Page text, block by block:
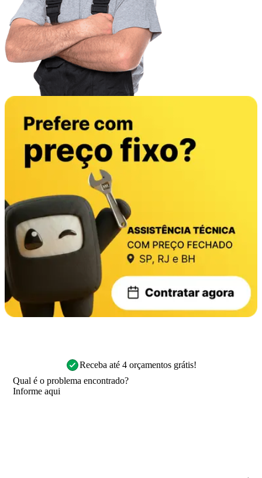
Receba até 4 orçamentos grátis!
Qual é o problema encontrado?